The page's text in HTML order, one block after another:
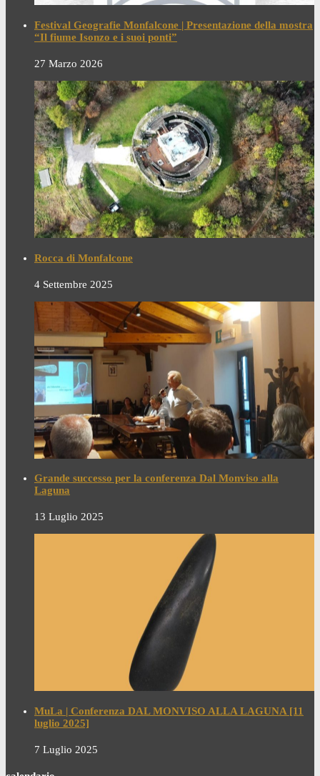
Festival Geografie Monfalcone | Presentazione della mostra
“Il fiume Isonzo e i suoi ponti”
27 Marzo 2026
Rocca di Monfalcone
4 Settembre 2025
Grande successo per la conferenza Dal Monviso alla
Laguna
13 Luglio 2025
MuLa | Conferenza DAL MONVISO ALLA LAGUNA [11
luglio 2025]
7 Luglio 2025